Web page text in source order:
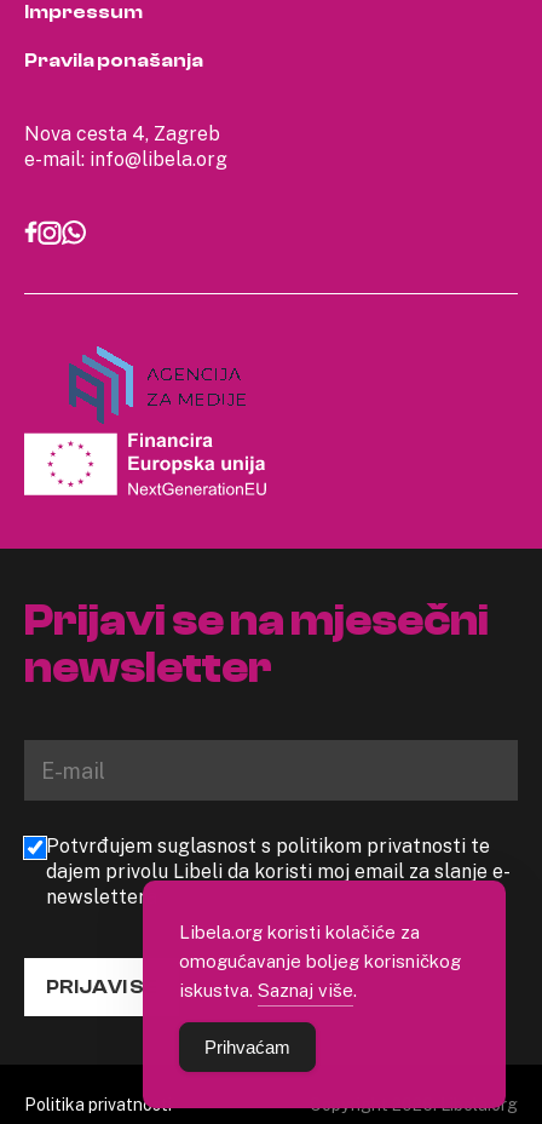
Nova cesta 4, Zagreb
e-mail: info@libela.org
Impressum
Pravila ponašanja
Prijavi se na mjesečni
newsletter
Potvrđujem suglasnost s politikom privatnosti te
dajem privolu Libeli da koristi moj email za slanje e-
newslettera
PRIJAVI SE
Politika privatnosti Copyright 2026. Libela.org
Libela.org koristi kolačiće za
omogućavanje boljeg korisničkog
iskustva. Saznaj više.
Prihvaćam